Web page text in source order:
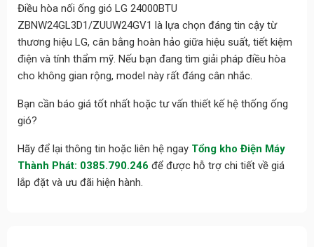
Điều hòa nối ống gió LG 24000BTU
ZBNW24GL3D1/ZUUW24GV1 là lựa chọn đáng tin cậy từ
thương hiệu LG, cân bằng hoàn hảo giữa hiệu suất, tiết kiệm
điện và tính thẩm mỹ. Nếu bạn đang tìm giải pháp điều hòa
cho không gian rộng, model này rất đáng cân nhắc.
Bạn cần báo giá tốt nhất hoặc tư vấn thiết kế hệ thống ống
gió?
Hãy để lại thông tin hoặc liên hệ ngay Tổng kho Điện Máy
Thành Phát: 0385.790.246 để được hỗ trợ chi tiết về giá
lắp đặt và ưu đãi hiện hành.